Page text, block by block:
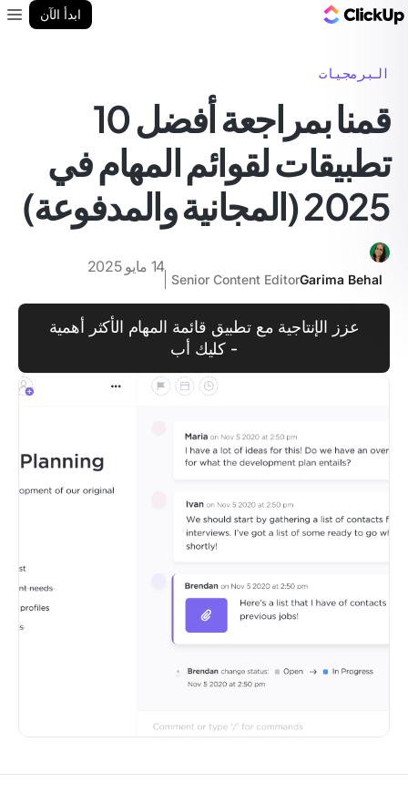
ابدأ الآن
البرمجيات
قمنا بمراجعة أفضل 10
تطبيقات لقوائم المهام في
2025 (المجانية والمدفوعة)
Garima Behal
Senior Content Editor
14 مايو 2025
عزز الإنتاجية مع تطبيق قائمة المهام الأكثر أهمية
- كليك أب